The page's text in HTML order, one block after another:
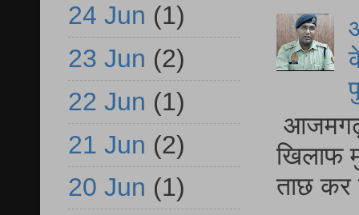
आजमगढ़
खिलाफ
ताछ कर
24 Jun (1)
23 Jun (2)
22 Jun (1)
21 Jun (2)
20 Jun (1)